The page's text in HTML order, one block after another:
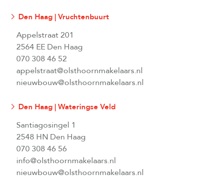
Den Haag | Vruchtenbuurt
Appelstraat 201
2564 EE Den Haag
070 308 46 52
appelstraat@olsthoornmakelaars.nl
nieuwbouw@olsthoornmakelaars.nl
Den Haag | Wateringse Veld
Santiagosingel 1
2548 HN Den Haag
070 308 46 56
info@olsthoornmakelaars.nl
nieuwbouw@olsthoornmakelaars.nl